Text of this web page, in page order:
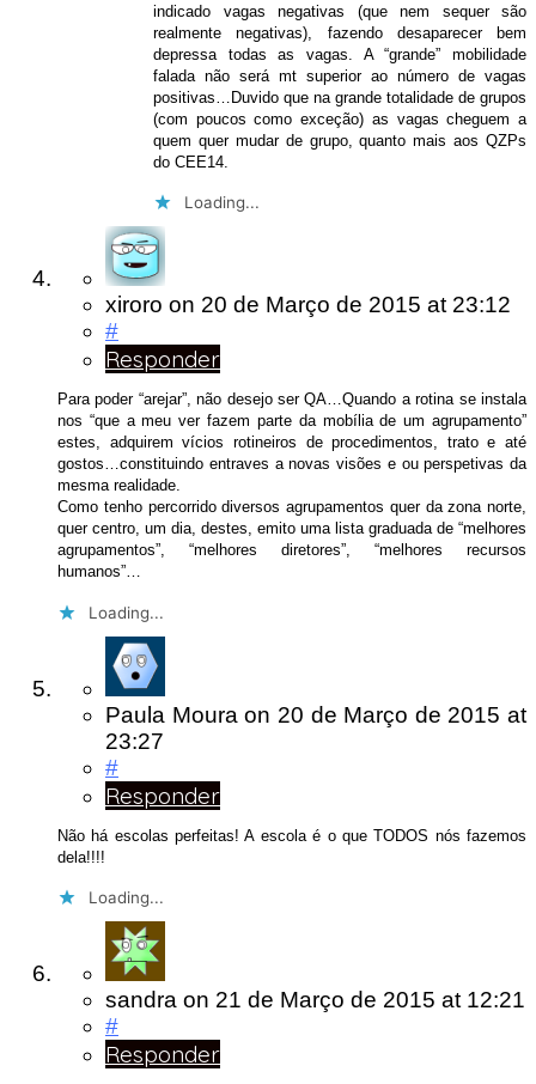
indicado vagas negativas (que nem sequer são
realmente negativas), fazendo desaparecer bem
depressa todas as vagas. A “grande” mobilidade
falada não será mt superior ao número de vagas
positivas…Duvido que na grande totalidade de grupos
(com poucos como exceção) as vagas cheguem a
quem quer mudar de grupo, quanto mais aos QZPs
do CEE14.
Loading...
xiroro on 20 de Março de 2015 at 23:12
#
Responder
Para poder “arejar”, não desejo ser QA…Quando a rotina se instala
nos “que a meu ver fazem parte da mobília de um agrupamento”
estes, adquirem vícios rotineiros de procedimentos, trato e até
gostos…constituindo entraves a novas visões e ou perspetivas da
mesma realidade.
Como tenho percorrido diversos agrupamentos quer da zona norte,
quer centro, um dia, destes, emito uma lista graduada de “melhores
agrupamentos”, “melhores diretores”, “melhores recursos
humanos”…
Loading...
Paula Moura on 20 de Março de 2015 at
23:27
#
Responder
Não há escolas perfeitas! A escola é o que TODOS nós fazemos
dela!!!!
Loading...
sandra on 21 de Março de 2015 at 12:21
#
Responder